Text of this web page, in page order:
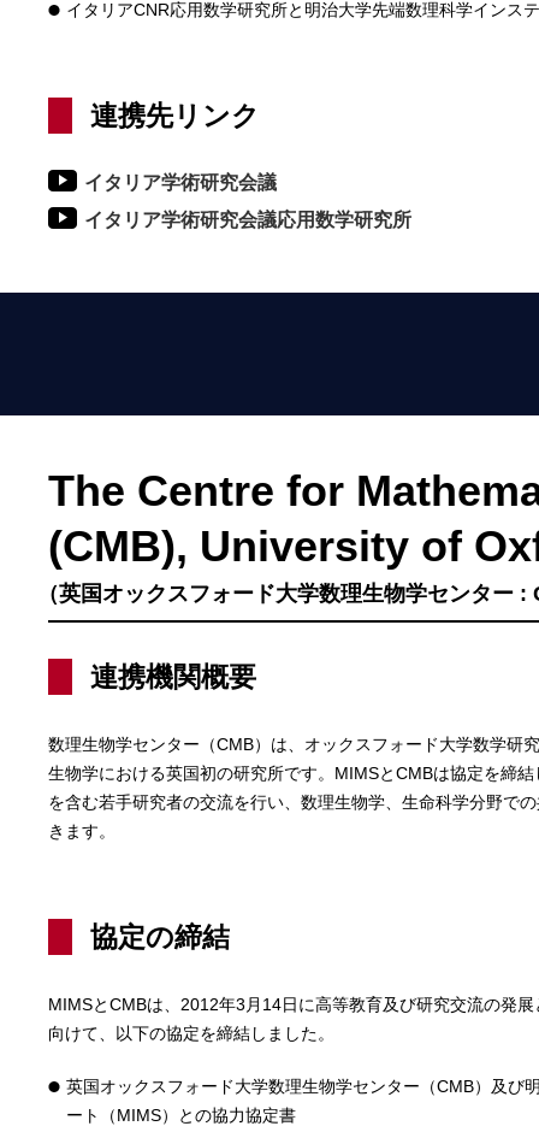
イタリアCNR応用数学研究所と明治大学先端数理科学インス
連携先リンク
イタリア学術研究会議
イタリア学術研究会議応用数学研究所
The Centre for
(CMB), University of
（英国オックスフォード大学数理生物学センター :
連携機関概要
数理生物学センター（CMB）は、オックスフォード大学数学研
生物学における英国初の研究所です。MIMSとCMBは協定を締
を含む若手研究者の交流を行い、数理生物学、生命科学分野で
きます。
協定の締結
MIMSとCMBは、2012年3月14日に高等教育及び研究交流の発
向けて、以下の協定を締結しました。
英国オックスフォード大学数理生物学センター（CMB）及び
ート（MIMS）との協力協定書